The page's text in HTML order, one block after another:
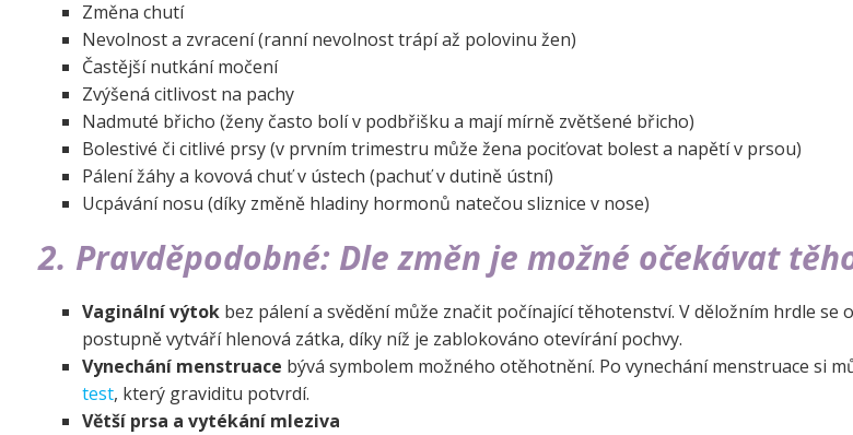
Změna chutí
Nevolnost a zvracení (ranní nevolnost trápí až polovinu žen)
Častější nutkání močení
Zvýšená citlivost na pachy
Nadmuté břicho (ženy často bolí v podbřišku a mají mírně zvětšené břicho)
Bolestivé či citlivé prsy (v prvním trimestru může žena pociťovat bolest a napětí v prsou)
Pálení žáhy a kovová chuť v ústech (pachuť v dutině ústní)
Ucpávání nosu (díky změně hladiny hormonů natečou sliznice v nose)
2. Pravděpodobné: Dle změn je možné očekávat
Vaginální výtok bez pálení a svědění může značit počínající těhotenství. V děložním hrdle
postupně vytváří hlenová zátka, díky níž je zablokováno otevírání pochvy.
Vynechání menstruace bývá symbolem možného otěhotnění. Po vynechání menstruace si
test, který graviditu potvrdí.
Větší prsa a vytékání mleziva